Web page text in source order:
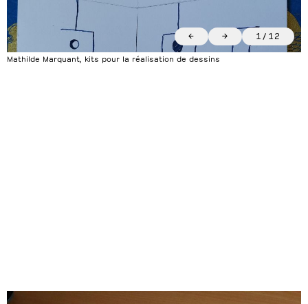
← → 1 / 12
Mathilde Marquant, kits pour la réalisation de dessins